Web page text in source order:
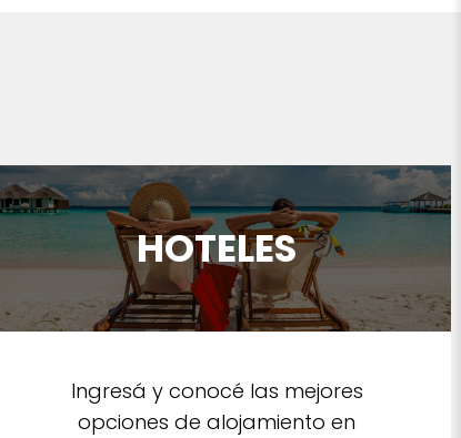
HOTELES
Ingresá y conocé las mejores
opciones de alojamiento en